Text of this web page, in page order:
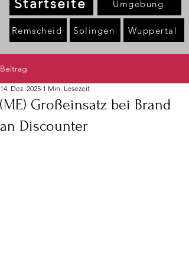
Startseite
Remscheid Solingen Wuppertal
Umgebung
Beitrag
(ME) Großeinsatz bei Brand
an Discounter
14. Dez. 2025 1 Min. Lesezeit